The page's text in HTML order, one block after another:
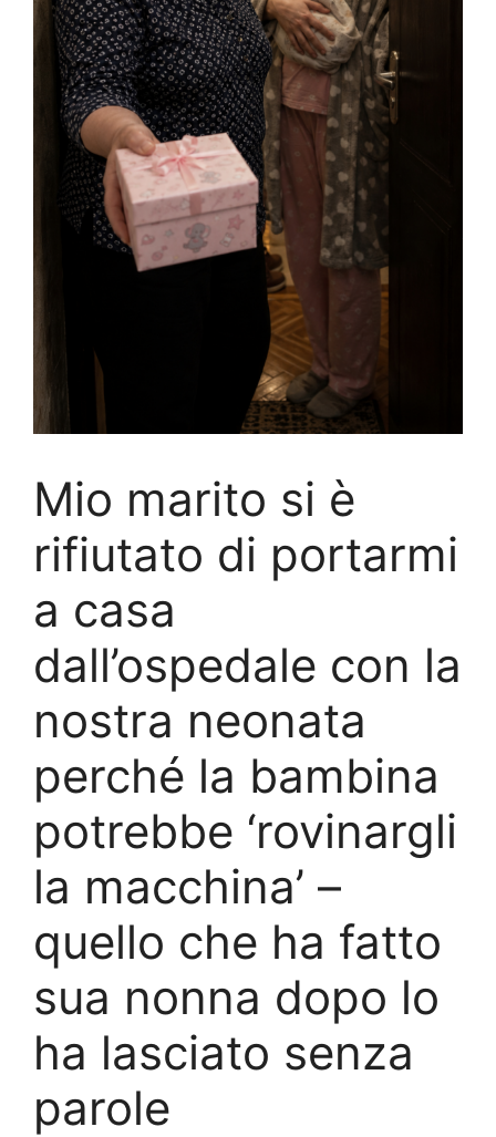
Mio marito si è
rifiutato di portarmi
a casa
dall’ospedale con la
nostra neonata
perché la bambina
potrebbe ‘rovinargli
la macchina’ –
quello che ha fatto
sua nonna dopo lo
ha lasciato senza
parole